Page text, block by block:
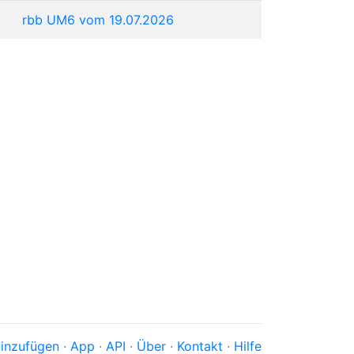
rbb UM6 vom 19.07.2026
· App · API · Über · Kontakt · Hilfe